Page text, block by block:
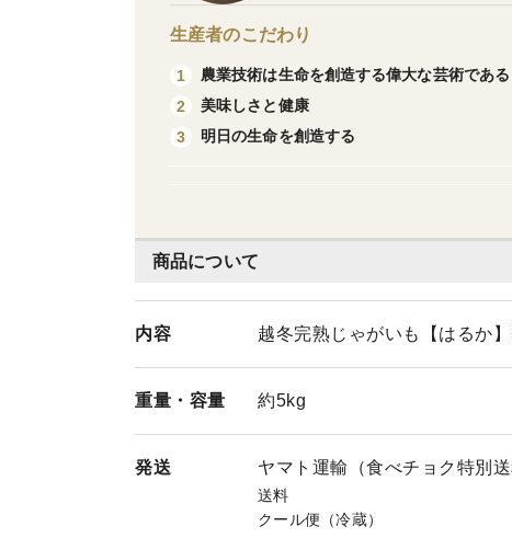
商品について
内容 越冬完熟じゃがいも【はるか
重量・ 容量 約5kg
発送 ヤマト運輸（食べチョク特別送
送料
クール便（冷蔵）
生産者のこだわり
1
農業技術は生命を創造する偉大な芸術である
2
美味しさと健康
3
明日の生命を創造する